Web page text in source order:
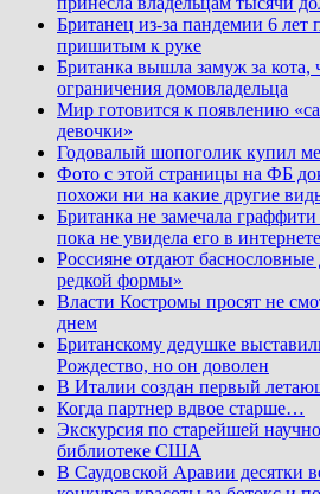
Британец из-за пандемии 6 лет
пришитым к руке
Британка вышла замуж за кота,
ограничения домовладельца
Мир готовится к появлению
девочки»
Годовалый шопоголик купил
Фото с этой страницы на ФБ
похожи ни на какие другие
Британка не замечала
пока не увидела его в интернете
Россияне отдают
редкой формы»
Власти Костромы просят не
днем
Британскому дедушке
Рождество, но он доволен
В Италии создан первый
Когда партнер вдвое старше…
Экскурсия по старейшей
библиотеке США
В Саудовской Аравии десятки